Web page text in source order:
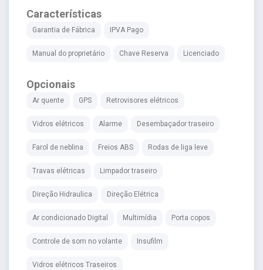
Características
Garantia de Fábrica IPVA Pago
Manual do proprietário Chave Reserva Licenciado
Opcionais
Ar quente GPS Retrovisores elétricos
Vidros elétricos Alarme Desembaçador traseiro
Farol de neblina Freios ABS Rodas de liga leve
Travas elétricas Limpador traseiro
Direção Hidraulica Direção Elétrica
Ar condicionado Digital Multimídia Porta copos
Controle de som no volante Insufilm
Vidros elétricos Traseiros